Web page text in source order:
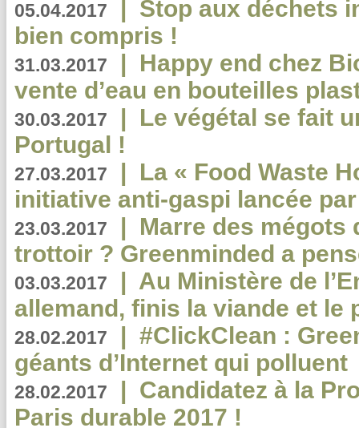
05.04.2017 | Stop aux déchets
bien compris !
31.03.2017 | Happy end chez
vente d’eau en bouteilles
30.03.2017 | Le végétal se fait
Portugal !
27.03.2017 | La « Food Waste
initiative anti-gaspi lancée
23.03.2017 | Marre des mégots
trottoir ? Greenminded a
03.03.2017 | Au Ministère de
allemand, finis la viande et le
28.02.2017 | #ClickClean :
géants d’Internet qui polluent
28.02.2017 | Candidatez à la
Paris durable 2017 !